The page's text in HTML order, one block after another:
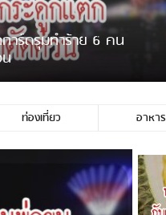
ยพวงมาลัยหน้าพ่อขุนฯ
ประชาชนชาวเชียงร […]
ท่องเที่ยว อาหาร